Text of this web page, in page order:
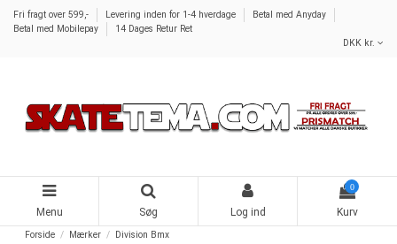
Fri fragt over 599,- Levering inden for 1-4 hverdage
Betal med Anyday
Betal med Mobilepay
14 Dages Retur Ret
DKK kr.
Menu Søg Log ind
0
Kurv
Forside Mærker Division Bmx